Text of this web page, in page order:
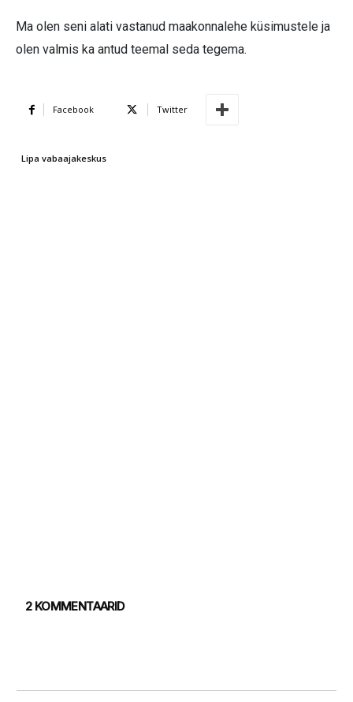
Ma olen seni alati vastanud maakonnalehe küsimustele ja
olen valmis ka antud teemal seda tegema.
Facebook Twitter
Lipa vabaajakeskus
2 KOMMENTAARID